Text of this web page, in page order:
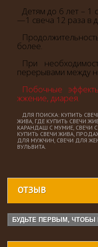
Детям до 6 лет – 1
—1 свеча 12 раза в
более.
При
перерывами между
Побочные
жжение, диарея.
ДЛЯ ПОИСКА: КУПИТЬ
ЖИВА, ГДЕ КУПИТЬ СВЕЧИ
КАРАНДАШ С МУМИЕ, СВЕЧИ
КУПИТЬ СВЕЧИ ЖИВА,
ДЛЯ МУЖЧИН, СВЕЧИ ДЛЯ
ВУЛЬВИТА.
ОТЗЫВ
БУДЬТЕ ПЕРВЫМ, ЧТОБЫ